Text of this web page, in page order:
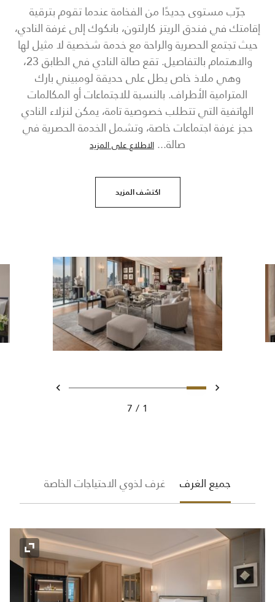
جرّب مستوى جديدًا من الفخامة عندما تقوم بترقية
إقامتك في فندق الريتز كارلتون، بانكوك إلى غرفة النادي،
حيث تجتمع الحصرية والراحة مع خدمة شخصية لا مثيل لها
والاهتمام بالتفاصيل. تقع صالة النادي في الطابق 23،
وهي ملاذ خاص يطل على حديقة لومبيني بارك
المترامية الأطراف. بالنسبة للاجتماعات أو المكالمات
الهاتفية التي تتطلب خصوصية تامة، يمكن لنزلاء النادي
حجز غرفة اجتماعات خاصة، وتشمل الخدمة الحصرية في
صالة... الاطلاع على المزيد
اكتشف المزيد
السابق
تحريك 1 - The Ritz-Carlton Suiteتحريك 2 - The Ritz-Carlton Suiteتحريك 3 - suiteتحريك 4 - suiteتحريك 5 - Guest Room
تحريك 6 - Suiteتحريك 7 - Guest Roomالتالي
1
7
جميع الغرف غرف لذوي الاحتياجات الخاصة
رمز